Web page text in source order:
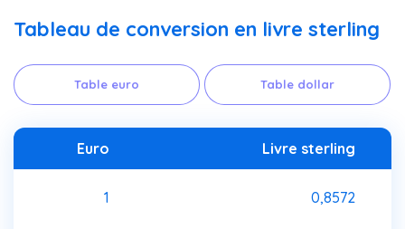
Tableau de conversion en livre sterling
Table euro Table dollar
Euro Livre sterling
1 0,8572